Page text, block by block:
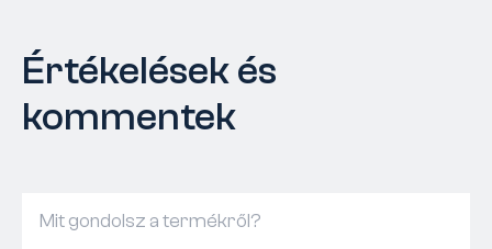
Értékelések és
kommentek